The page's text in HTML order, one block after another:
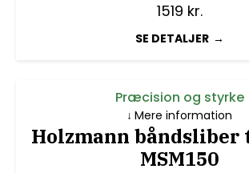
1519 kr.
SE DETALJER
Præcision og styrke
Holzmann
MSM150
Mere information